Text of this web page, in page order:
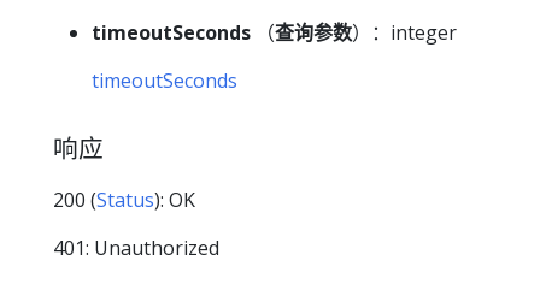
timeoutSeconds （查询参数）：integer
timeoutSeconds
响应
200 (Status): OK
401: Unauthorized